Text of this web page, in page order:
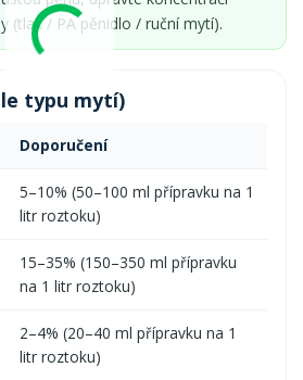
(tlak / PA pěnidlo / ruční mytí).
typu mytí)
Doporučení
5–10% (50–100 ml přípravku na 1
litr roztoku)
15–35% (150–350 ml přípravku
na 1 litr roztoku)
2–4% (20–40 ml přípravku na 1
litr roztoku)